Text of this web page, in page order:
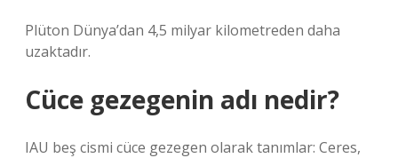
Plüton Dünya’dan 4,5 milyar kilometreden daha
uzaktadır.
Cüce gezegenin adı nedir?
IAU beş cismi cüce gezegen olarak tanımlar: Ceres,